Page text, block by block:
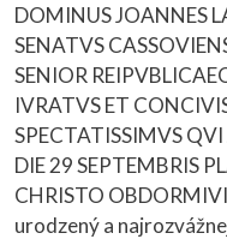
DOMINUS JOANNES
SENATVS
SENIOR
IVRATVS ET
SPECTATISSIMVS
DIE 29 SEPTEMBRIS
CHRISTO
urodzený a